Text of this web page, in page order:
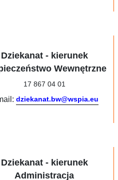
Dziekanat - kierunek
Wewnętrzne
17 867 04 01
dziekanat.bw@wspia.eu
Dziekanat - kierunek
Administracja